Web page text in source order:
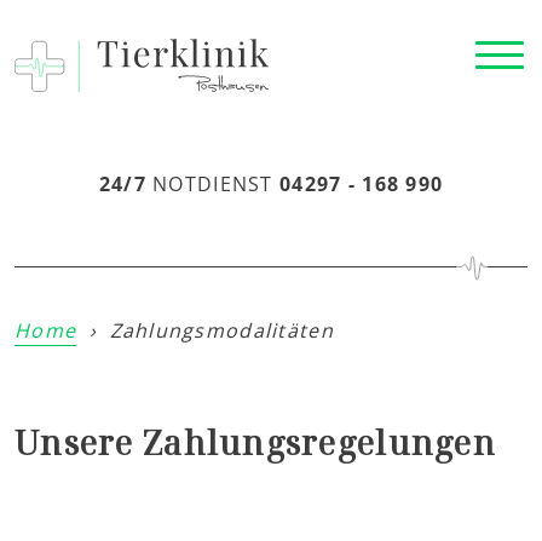
24/7 NOTDIENST 04297 - 168 990
Home › Zahlungsmodalitäten
Unsere Zahlungsregelungen